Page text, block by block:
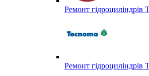
Ремонт гідроциліндрів
Ремонт гідроциліндрів